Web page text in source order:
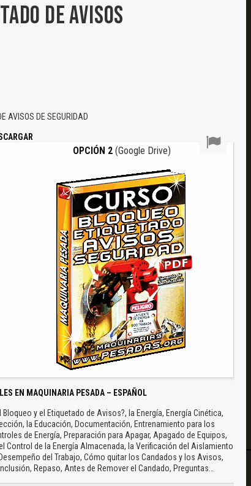
DE AVISOS
AVISOS DE SEGURIDAD
OPCIÓN 2 (Google Drive)
EN MAQUINARIA PESADA – ESPAÑOL
y el Etiquetado de Avisos?, la Energía, Energía Cinética,
la Educación, Documentación, Entrenamiento para los
de Energía, Preparación para Apagar, Apagado de Equipos,
de la Energía Almacenada, la Verificación del Aislamiento
del Trabajo, Cómo quitar los Candados y los Avisos,
Repaso, Antes de Remover el Candado, Preguntas…